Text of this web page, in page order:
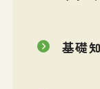
基礎